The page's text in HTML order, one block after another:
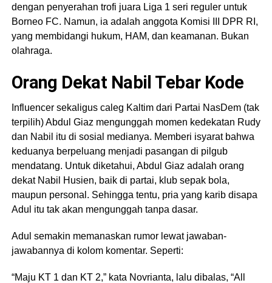
dengan penyerahan trofi juara Liga 1 seri reguler untuk
Borneo FC. Namun, ia adalah anggota Komisi III DPR RI,
yang membidangi hukum, HAM, dan keamanan. Bukan
olahraga.
Orang Dekat Nabil Tebar Kode
Influencer sekaligus caleg Kaltim dari Partai NasDem (tak
terpilih) Abdul Giaz mengunggah momen kedekatan Rudy
dan Nabil itu di sosial medianya. Memberi isyarat bahwa
keduanya berpeluang menjadi pasangan di pilgub
mendatang. Untuk diketahui, Abdul Giaz adalah orang
dekat Nabil Husien, baik di partai, klub sepak bola,
maupun personal. Sehingga tentu, pria yang karib disapa
Adul itu tak akan mengunggah tanpa dasar.
Adul semakin memanaskan rumor lewat jawaban-
jawabannya di kolom komentar. Seperti:
“Maju KT 1 dan KT 2,” kata Novrianta, lalu dibalas, “All